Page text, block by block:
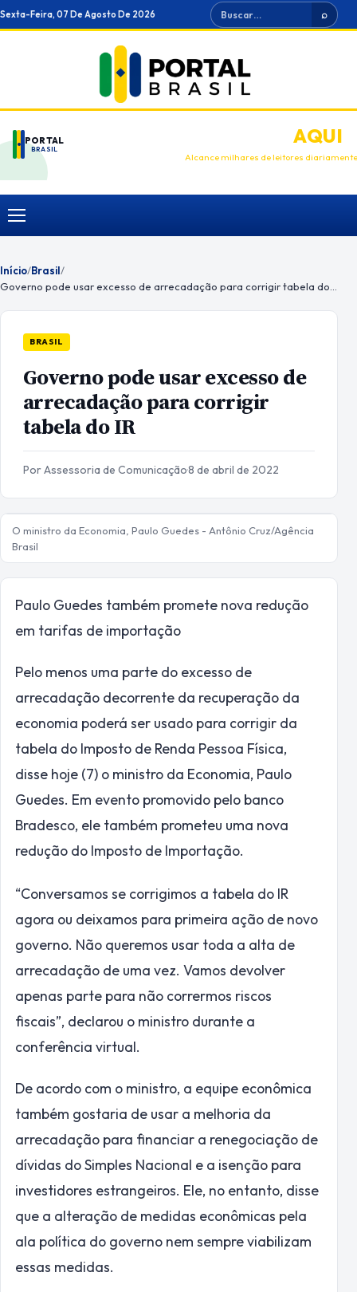
Ir
para
Sexta-Feira, 07 De Agosto De 2026 Buscar ⌕
PORTAL
BRASIL
ANUNCIEAQUI
Alcance milhares de leitores diariamente
Menu
Início/Brasil/
BRASIL
Governo pode usar excesso de
arrecadação para corrigir
tabela do IR
Por Assessoria de Comunicação·8 de abril de 2022
O ministro da Economia, Paulo Guedes - Antônio Cruz/Agência
Brasil
Paulo Guedes também promete nova redução
em tarifas de importação
Pelo menos uma parte do excesso de
arrecadação decorrente da recuperação da
economia poderá ser usado para corrigir da
tabela do Imposto de Renda Pessoa Física,
disse hoje (7) o ministro da Economia, Paulo
Guedes. Em evento promovido pelo banco
Bradesco, ele também prometeu uma nova
redução do Imposto de Importação.
“Conversamos se corrigimos a tabela do IR
agora ou deixamos para primeira ação de novo
governo. Não queremos usar toda a alta de
arrecadação de uma vez. Vamos devolver
apenas parte para não corrermos riscos
fiscais”, declarou o ministro durante a
conferência virtual.
De acordo com o ministro, a equipe econômica
também gostaria de usar a melhoria da
arrecadação para financiar a renegociação de
dívidas do Simples Nacional e a isenção para
investidores estrangeiros. Ele, no entanto, disse
que a alteração de medidas econômicas pela
ala política do governo nem sempre viabilizam
essas medidas.